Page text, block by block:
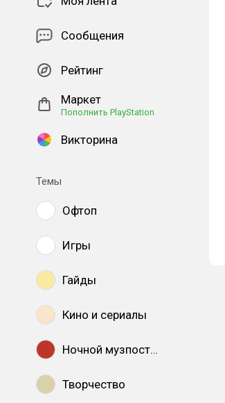
Сообщения
Рейтинг
Маркет
Пополнить PlayStation
Викторина
Темы
Офтоп
Игры
Гайды
Кино и сериалы
Ночной музпостинг
Творчество